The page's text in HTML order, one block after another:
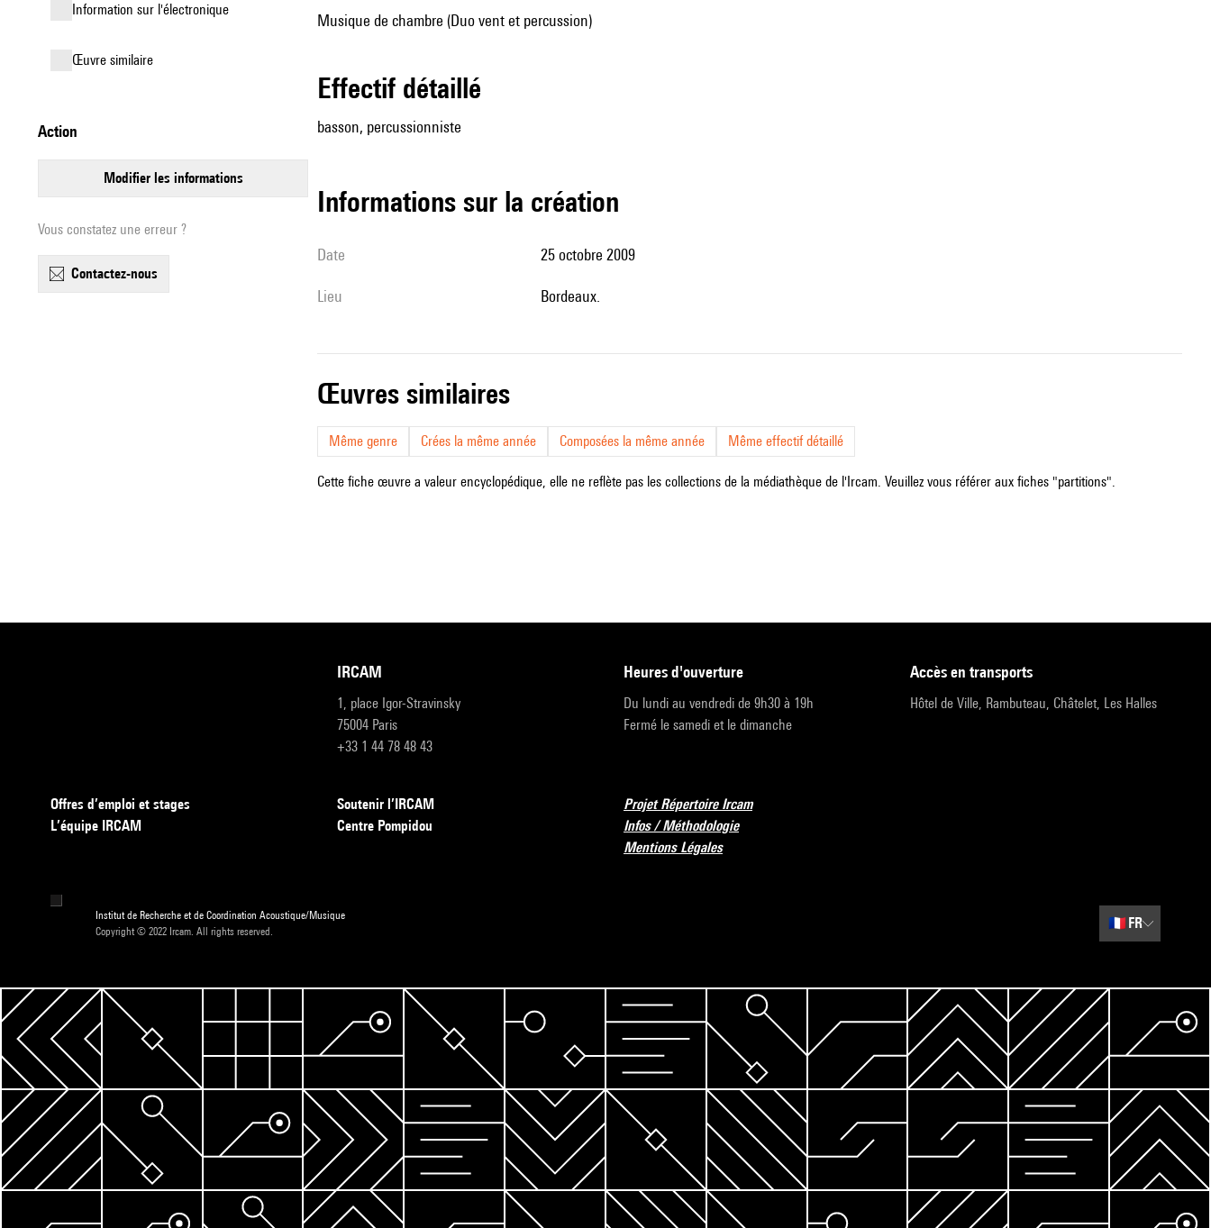
Information sur l'électronique
œuvre similaire
action
modifier les informations
Vous constatez une erreur ?
contactez-nous
Musique de chambre (Duo vent et percussion)
effectif détaillé
basson, percussionniste
informations sur la création
date 25 octobre 2009
lieu Bordeaux.
œuvres similaires
Même genre Crées la même année Composées la même année Même effectif détaillé
Cette fiche œuvre a valeur encyclopédique, elle ne reflète pas les collections de la médiathèque de l'Ircam. Veuillez vous référer aux fiches "partitions".
IRCAM
1, place Igor-Stravinsky
75004 Paris
+33 1 44 78 48 43
heures d'ouverture
Du lundi au vendredi de 9h30 à 19h
Fermé le samedi et le dimanche
accès en transports
Hôtel de Ville, Rambuteau, Châtelet, Les Halles
Offres d’emploi et stages
L’équipe IRCAM
Soutenir l’IRCAM
Centre Pompidou
Projet Répertoire Ircam
Infos / Méthodologie
Mentions Légales
Institut de Recherche et de Coordination Acoustique/Musique
Copyright © 2022 Ircam. All rights reserved.
🇫🇷 FR